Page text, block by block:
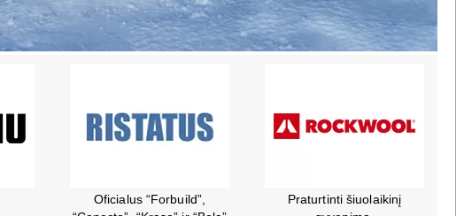
Plieninės stogų dangos
Įrankių nuoma